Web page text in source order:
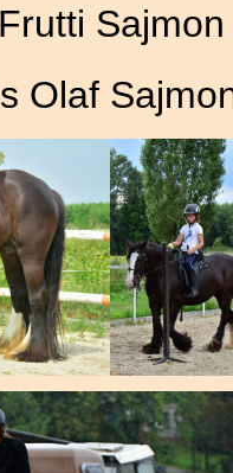
Sajmon
Olaf